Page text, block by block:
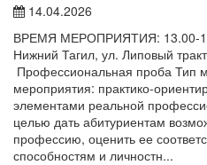
14.04.2026
ВРЕМЯ МЕРОПРИЯТИЯ: 13.00-
Нижний Тагил, ул. Липовый
Профессиональная проба Тип
мероприятия: практико-
элементами реальной
целью дать абитуриентам
профессию, оценить ее
способностям и личностн...